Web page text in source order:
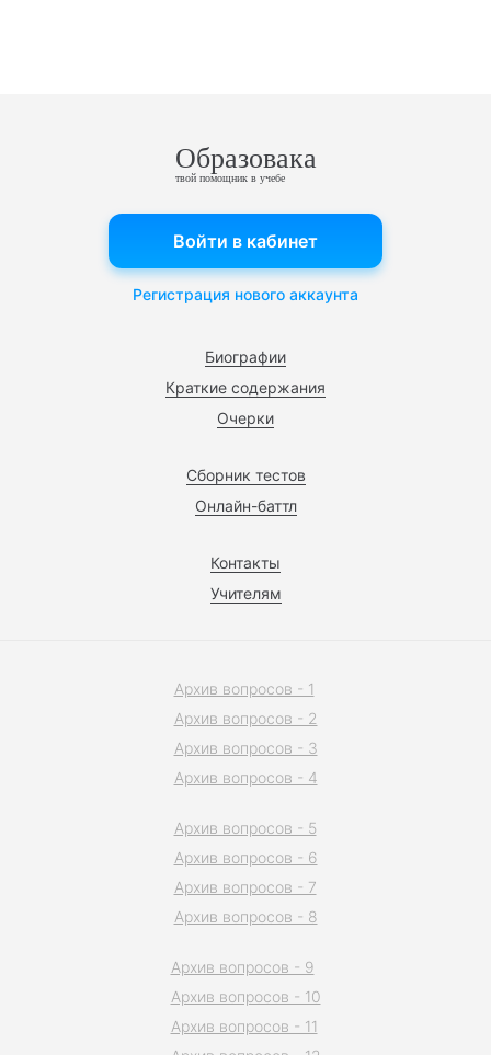
Образовака
твой помощник в учебе
Биографии
Краткие содержания
Очерки
Сборник тестов
Онлайн-баттл
Контакты
Учителям
Войти в кабинет
Регистрация нового аккаунта
Архив вопросов - 1
Архив вопросов - 2
Архив вопросов - 3
Архив вопросов - 4
Архив вопросов - 5
Архив вопросов - 6
Архив вопросов - 7
Архив вопросов - 8
Архив вопросов - 9
Архив вопросов - 10
Архив вопросов - 11